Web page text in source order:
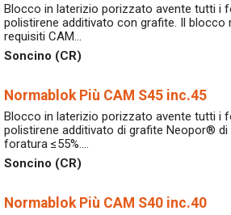
Blocco in laterizio porizzato avente tutti i
polistirene additivato con grafite. Il blocco
requisiti CAM…
Soncino (CR)
Normablok Più CAM S45 inc.45
Blocco in laterizio porizzato avente tutti i
polistirene additivato di grafite Neopor® di
foratura ≤55%.…
Soncino (CR)
Normablok Più CAM S40 inc.40